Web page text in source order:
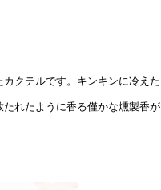
クテルです。キンキンに冷えた
れたように香る僅かな燻製香が